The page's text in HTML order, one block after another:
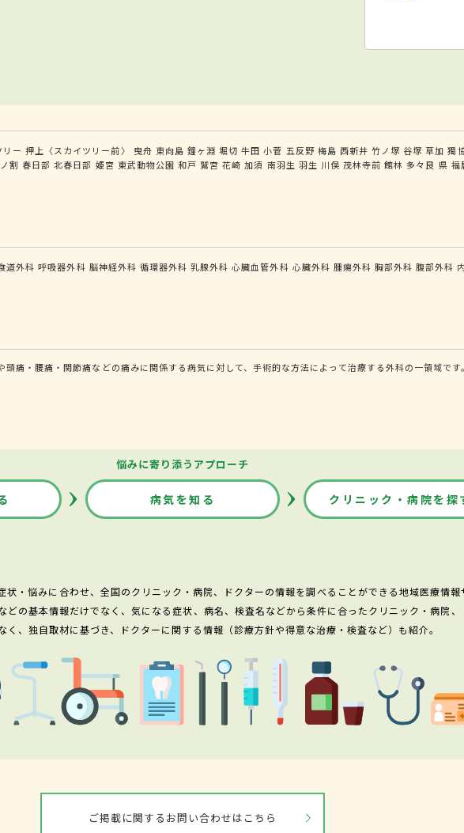
ー 押上〈スカイツリー前〉 曳舟 東向島 鐘ヶ淵 堀切 牛田 小菅 五反野 梅島 西新井 竹ノ塚 谷塚 草加 獨
割 春日部 北春日部 姫宮 東武動物公園 和戸 鷲宮 花崎 加須 南羽生 羽生 川俣 茂林寺前 館林 多々良 県 福
道外科 呼吸器外科 脳神経外科 循環器外科 乳腺外科 心臓血管外科 心臓外科 腫瘍外科 胸部外科 腹部外科
痛・腰痛・関節痛などの痛みに関係する病気に対して、手術的な方法によって治療する外科の一領域で
悩みに寄り添うアプローチ
病気を知る クリニック・病院を探
状・悩みに合わせ、全国のクリニック・病院、ドクターの情報を調べることができる地域医療情報
の基本情報だけでなく、気になる症状、病名、検査名などから条件に合ったクリニック・病院、
く、独自取材に基づき、ドクターに関する情報（診療方針や得意な治療・検査など）も紹介。
ご掲載に関するお問い合わせはこちら